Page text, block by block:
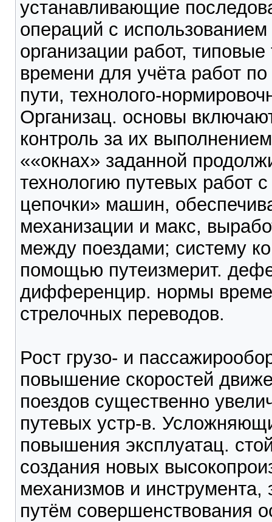
устанавливающие
операций с
организации работ,
времени для учёта работ
пути, технолого-
Организац. основы
контроль за их
««окнах» заданной
технологию путевых работ
цепочки» машин,
механизации и макс,
между поездами; систему
помощью путеизмерит.
дифференцир. нормы
стрелочных переводов.
Рост грузо- и
повышение скоростей
поездов существенно
путевых устр-в.
повышения эксплуатац.
создания новых
механизмов и
путём совершенствования